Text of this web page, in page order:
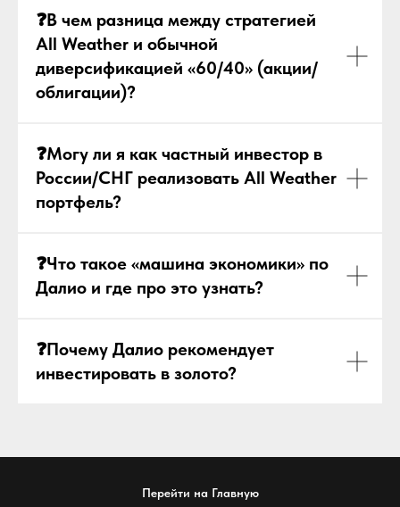
❓В чем разница между стратегией
All Weather и обычной
диверсификацией «60/40» (акции/
облигации)?
❓Могу ли я как частный инвестор в
России/СНГ реализовать All Weather
портфель?
❓Что такое «машина экономики» по
Далио и где про это узнать?
❓Почему Далио рекомендует
инвестировать в золото?
Перейти на Главную